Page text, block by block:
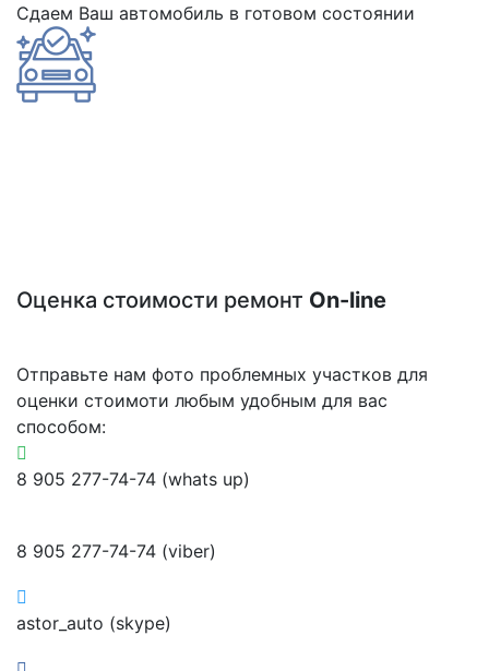
Сдаем Ваш автомобиль в готовом состоянии
Оценка стоимости ремонт On-line
Отправьте нам фото проблемных участков для
оценки стоимоти любым удобным для вас
способом:
8 905 277-74-74 (whats up)
8 905 277-74-74 (viber)
astor_auto (skype)